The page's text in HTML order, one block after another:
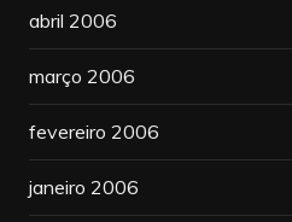
abril 2006
março 2006
fevereiro 2006
janeiro 2006